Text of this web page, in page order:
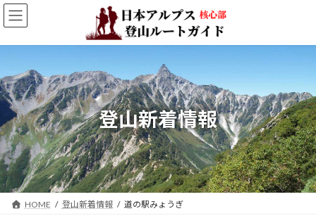
コ
ン
ン
へ
ス
キ
ッ
プ
ナ
ビ
ー
ョ
ン
に
移
動
登山新着情報
HOME 登山新着情報 道の駅みょうぎ